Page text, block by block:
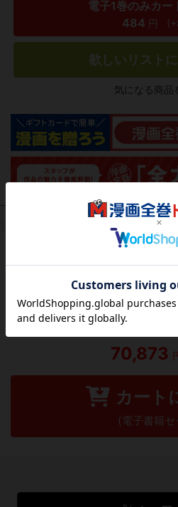
電子1巻のみカー
484 円
欲しいリスト
気になる商品
（関連商品を含む）
この作品にはまだレビューが
方のために感想を共有し
レビュー
70,873
カート
(電子書籍セ